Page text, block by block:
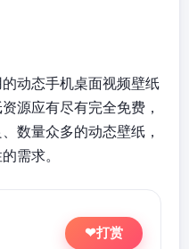
动态手机桌面视频壁纸
源应有尽有完全免费，
数量众多的动态壁纸，
需求。
❤打赏